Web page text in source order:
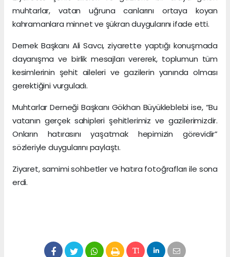
muhtarlar, vatan uğruna canlarını ortaya koyan
kahramanlara minnet ve şükran duygularını ifade etti.
Dernek Başkanı Ali Savcı, ziyarette yaptığı konuşmada
dayanışma ve birlik mesajları vererek, toplumun tüm
kesimlerinin şehit aileleri ve gazilerin yanında olması
gerektiğini vurguladı.
Muhtarlar Derneği Başkanı Gökhan Büyükleblebi ise, “Bu
vatanın gerçek sahipleri şehitlerimiz ve gazilerimizdir.
Onların hatırasını yaşatmak hepimizin görevidir”
sözleriyle duygularını paylaştı.
Ziyaret, samimi sohbetler ve hatıra fotoğrafları ile sona
erdi.